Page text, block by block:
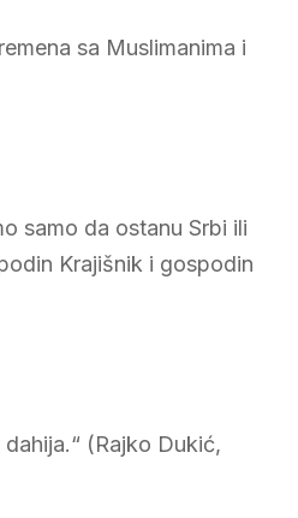
sa Muslimanima i
samo da ostanu Srbi ili
Krajišnik i gospodin
(Rajko Dukić,